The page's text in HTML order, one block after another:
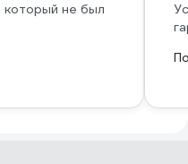
не был